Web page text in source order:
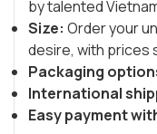
by talented
Size: Order your
desire, with prices
Packaging
International
Easy payment